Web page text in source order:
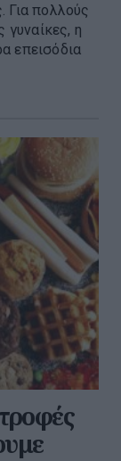
Για πολλούς
γυναίκες, η
επεισόδια